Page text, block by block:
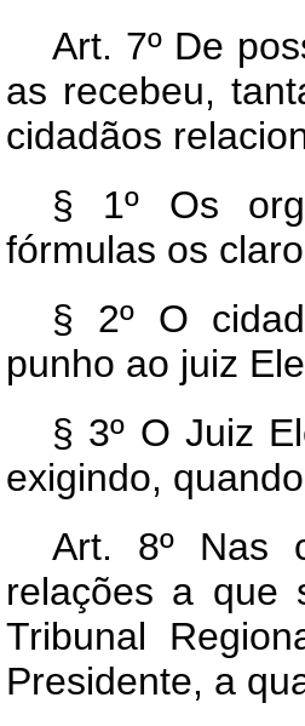
Art. 7º De
as recebeu,
cidadãos
§ 1º Os
fórmulas os
§ 2º O
punho ao juiz
§ 3º O Juiz
exigindo,
Art. 8º Nas
relações a que
Tribunal
Presidente, a